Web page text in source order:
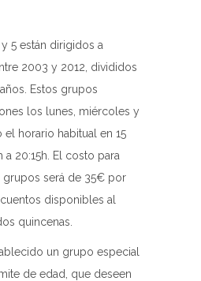
y 5 están dirigidos a
2003 y 2012, divididos
Estos grupos
los lunes, miércoles y
el horario habitual en 15
a 20:15h. El costo para
grupos será de 35€ por
disponibles al
quincenas.
un grupo especial
de edad, que deseen